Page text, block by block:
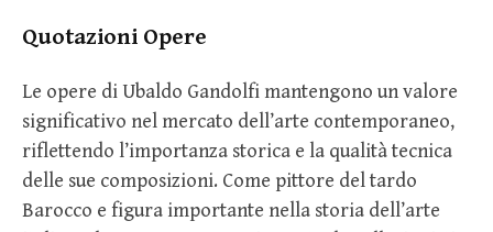
Quotazioni Opere
Le opere di Ubaldo Gandolfi mantengono un valore
significativo nel mercato dell’arte contemporaneo,
riflettendo l’importanza storica e la qualità tecnica
delle sue composizioni. Come pittore del tardo
Barocco e figura importante nella storia dell’arte